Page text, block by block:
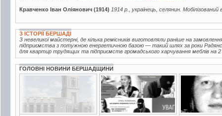
Кравченко Іван Оліянович (1914) 1914 р., українець, селянин.
З ІСТОРІЇ БЕРШАДІ
З невеликої майстерні, де кілька ремісників виготовляли раніше на
підприємства з потужною енергетичною базою — такий шлях за роки
для квартир трудящих та підприємств громадського харчування меблів на
ГОЛОВНІ НОВИНИ БЕРШАДЩИНИ